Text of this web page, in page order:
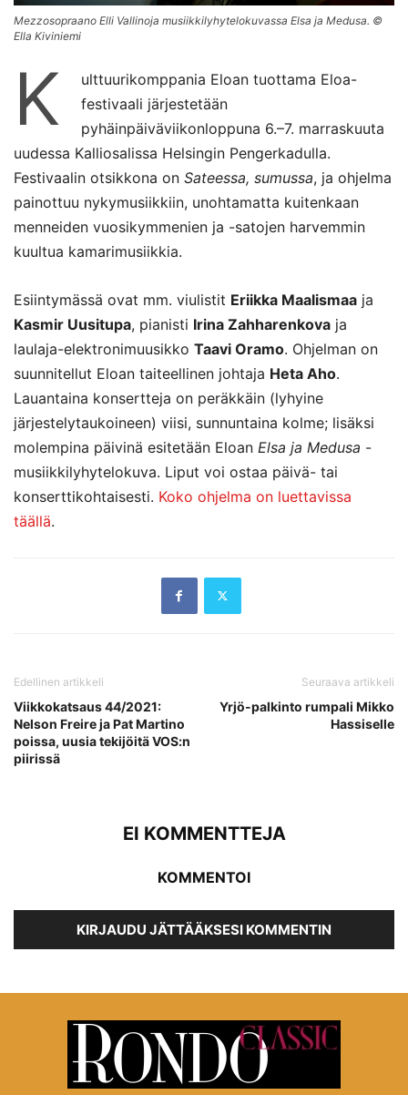
Mezzosopraano Elli Vallinoja musiikkilyhytelokuvassa Elsa ja Medusa. ©
Ella Kiviniemi
K
ulttuurikomppania Eloan tuottama Eloa-
festivaali järjestetään
pyhäinpäiväviikonloppuna 6.–7. marraskuuta
uudessa Kalliosalissa Helsingin Pengerkadulla.
Festivaalin otsikkona on Sateessa, sumussa, ja ohjelma
painottuu nykymusiikkiin, unohtamatta kuitenkaan
menneiden vuosikymmenien ja -satojen harvemmin
kuultua kamarimusiikkia.
Esiintymässä ovat mm. viulistit Eriikka Maalismaa ja
Kasmir Uusitupa, pianisti Irina Zahharenkova ja
laulaja-elektronimuusikko Taavi Oramo. Ohjelman on
suunnitellut Eloan taiteellinen johtaja Heta Aho.
Lauantaina konsertteja on peräkkäin (lyhyine
järjestelytaukoineen) viisi, sunnuntaina kolme; lisäksi
molempina päivinä esitetään Eloan Elsa ja Medusa -
musiikkilyhytelokuva. Liput voi ostaa päivä- tai
konserttikohtaisesti. Koko ohjelma on luettavissa
täällä.
Edellinen artikkeli
Viikkokatsaus 44/2021:
Nelson Freire ja Pat Martino
poissa, uusia tekijöitä VOS:n
piirissä
Seuraava artikkeli
Yrjö-palkinto rumpali Mikko
Hassiselle
EI KOMMENTTEJA
KOMMENTOI
KIRJAUDU JÄTTÄÄKSESI KOMMENTIN